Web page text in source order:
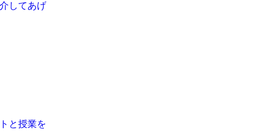
してあげ
と授業を